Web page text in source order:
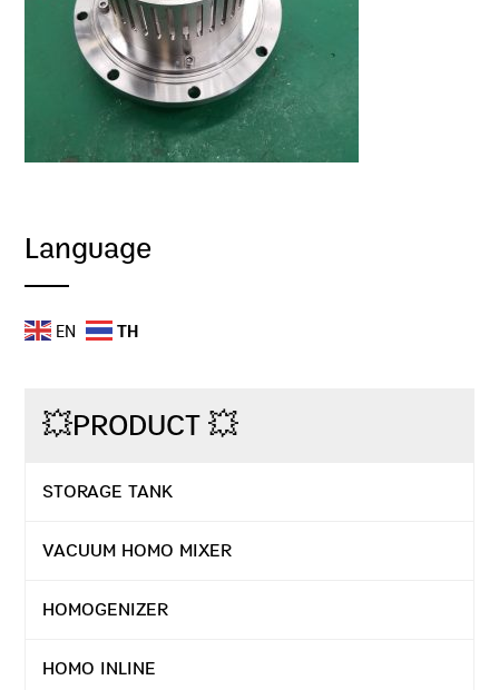
Language
EN TH
💥PRODUCT 💥
STORAGE TANK
VACUUM HOMO MIXER
HOMOGENIZER
HOMO INLINE